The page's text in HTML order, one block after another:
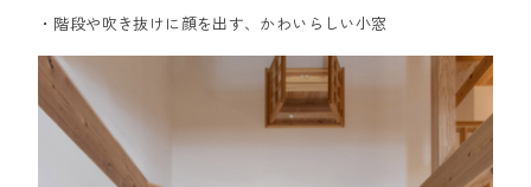
・階段や吹き抜けに顔を出す、かわいらしい小窓